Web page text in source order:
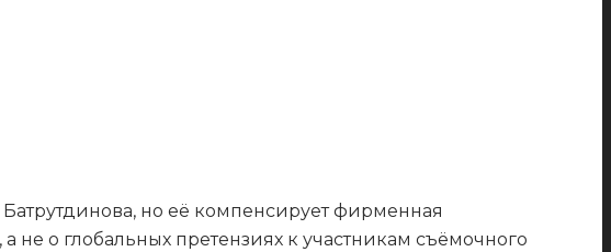
но её компенсирует фирменная
не о глобальных претензиях к участникам съёмочного